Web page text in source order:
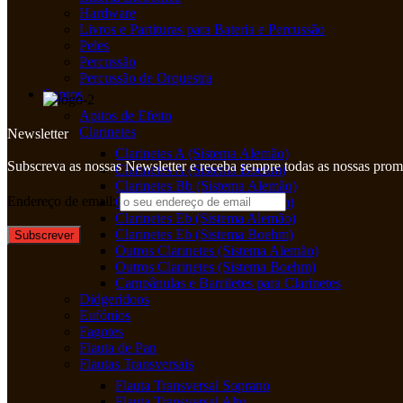
Hardware
Livros e Partituras para Bateria e Percussão
Peles
Percussão
Percussão de Orquestra
Sopros
Apitos de Efeito
Clarinetes
Clarinetes A (Sistema Alemão)
Clarinetes A (Sistema Boehm)
Clarinetes Bb (Sistema Alemão)
Clarinetes Bb (Sistema Boehm)
Clarinetes Eb (Sistema Alemão)
Clarinetes Eb (Sistema Boehm)
Outros Clarinetes (Sistema Alemão)
Outros Clarinetes (Sistema Boehm)
Campânulas e Barriletes para Clarinetes
Didgeridoos
Eufónios
Fagotes
Flauta de Pan
Flautas Transversais
Flauta Transversal Soprano
Newsletter
Subscreva as nossas Newsletter e receba sempre todas as nossas
Endereço de email: